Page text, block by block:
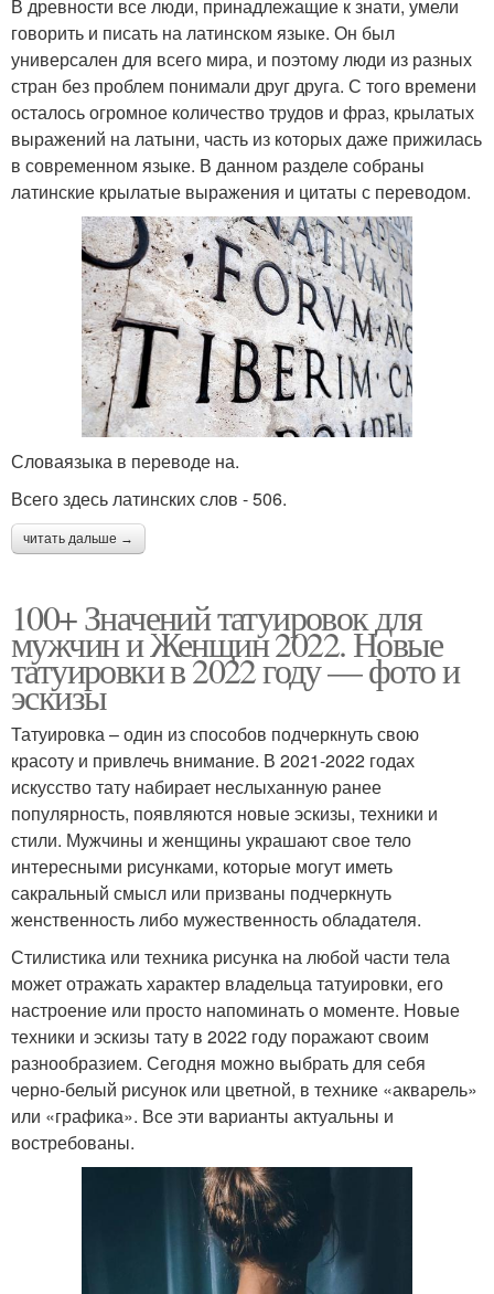
В древности все люди, принадлежащие к знати, умели
говорить и писать на латинском языке. Он был
универсален для всего мира, и поэтому люди из разных
стран без проблем понимали друг друга. С того времени
осталось огромное количество трудов и фраз, крылатых
выражений на латыни, часть из которых даже прижилась
в современном языке. В данном разделе собраны
латинские крылатые выражения и цитаты с переводом.
Словаязыка в переводе на.
Всего здесь латинских слов - 506.
читать дальше →
100+ Значений татуировок для
мужчин и Женщин 2022. Новые
татуировки в 2022 году — фото и
эскизы
Татуировка – один из способов подчеркнуть свою
красоту и привлечь внимание. В 2021-2022 годах
искусство тату набирает неслыханную ранее
популярность, появляются новые эскизы, техники и
стили. Мужчины и женщины украшают свое тело
интересными рисунками, которые могут иметь
сакральный смысл или призваны подчеркнуть
женственность либо мужественность обладателя.
Стилистика или техника рисунка на любой части тела
может отражать характер владельца татуировки, его
настроение или просто напоминать о моменте. Новые
техники и эскизы тату в 2022 году поражают своим
разнообразием. Сегодня можно выбрать для себя
черно-белый рисунок или цветной, в технике «акварель»
или «графика». Все эти варианты актуальны и
востребованы.